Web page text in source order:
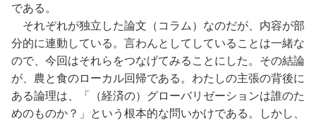
である。
それぞれが独立した論文（コラム）なのだが、内容が部
分的に連動している。言わんとしてしていることは一緒な
ので、今回はそれらをつなげてみることにした。その結論
が、農と食のローカル回帰である。わたしの主張の背後に
ある論理は、「（経済の）グローバリゼーションは誰のた
めのものか？」という根本的な問いかけである。しかし、